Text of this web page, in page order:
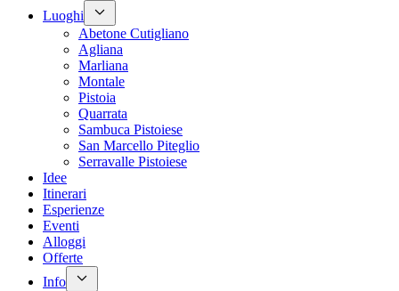
Luoghi
Abetone Cutigliano
Agliana
Marliana
Montale
Pistoia
Quarrata
Sambuca Pistoiese
San Marcello Piteglio
Serravalle Pistoiese
Idee
Itinerari
Esperienze
Eventi
Alloggi
Offerte
Info